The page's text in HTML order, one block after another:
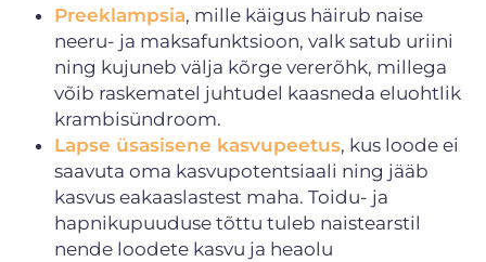
Preeklampsia, mille käigus häirub naise
neeru- ja maksafunktsioon, valk satub uriini
ning kujuneb välja kõrge vererõhk, millega
võib raskematel juhtudel kaasneda eluohtlik
krambisündroom.
Lapse üsasisene kasvupeetus, kus loode ei
saavuta oma kasvupotentsiaali ning jääb
kasvus eakaaslastest maha. Toidu- ja
hapnikupuuduse tõttu tuleb naistearstil
nende loodete kasvu ja heaolu